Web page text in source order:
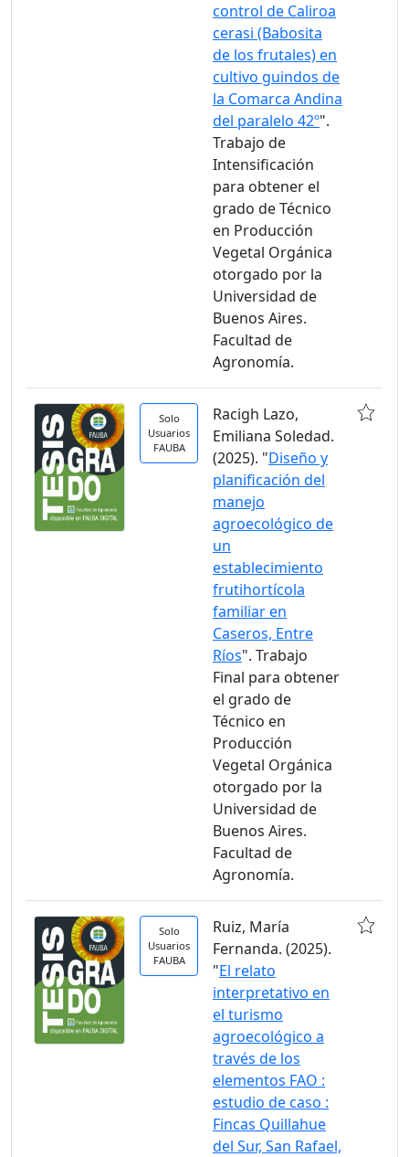
control de Caliroa
cerasi (Babosita
de los frutales) en
cultivo guindos de
la Comarca Andina
del paralelo 42º".
Trabajo de
Intensificación
para obtener el
grado de Técnico
en Producción
Vegetal Orgánica
otorgado por la
Universidad de
Buenos Aires.
Facultad de
Agronomía.
Solo
Usuarios
FAUBA
Racigh Lazo,
Emiliana Soledad.
(2025). "Diseño y
planificación del
manejo
agroecológico de
un
establecimiento
frutihortícola
familiar en
Caseros, Entre
Ríos". Trabajo
Final para obtener
el grado de
Técnico en
Producción
Vegetal Orgánica
otorgado por la
Universidad de
Buenos Aires.
Facultad de
Agronomía.
Solo
Usuarios
FAUBA
Ruiz, María
Fernanda. (2025).
"El relato
interpretativo en
el turismo
agroecológico a
través de los
elementos FAO :
estudio de caso :
Fincas Quillahue
del Sur, San Rafael,